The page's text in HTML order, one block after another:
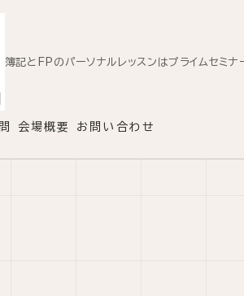
簿記とFPのパーソナルレッスンはプライムセミナ
会場概要 お問い合わせ